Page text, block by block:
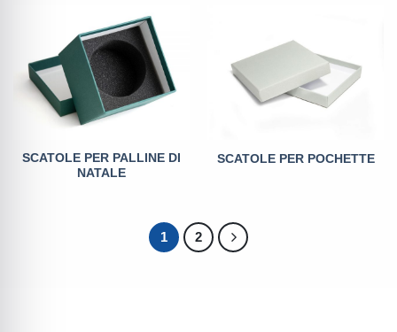
SCATOLE PER PALLINE DI
NATALE
SCATOLE PER POCHETTE
1 2